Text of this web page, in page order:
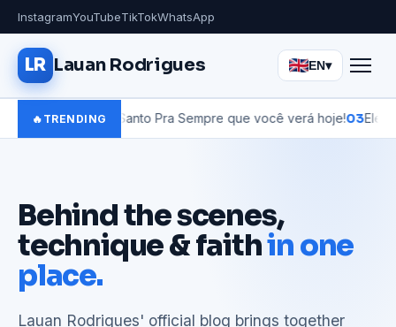
InstagramYouTubeTikTokWhatsApp
LR Lauan Rodrigues EN▾
🔥 TRENDING
de Santo Pra Sempre que você verá hoje!03Ele senta
Behind the scenes,
technique & faithin one
place.
Lauan Rodrigues' official blog brings together